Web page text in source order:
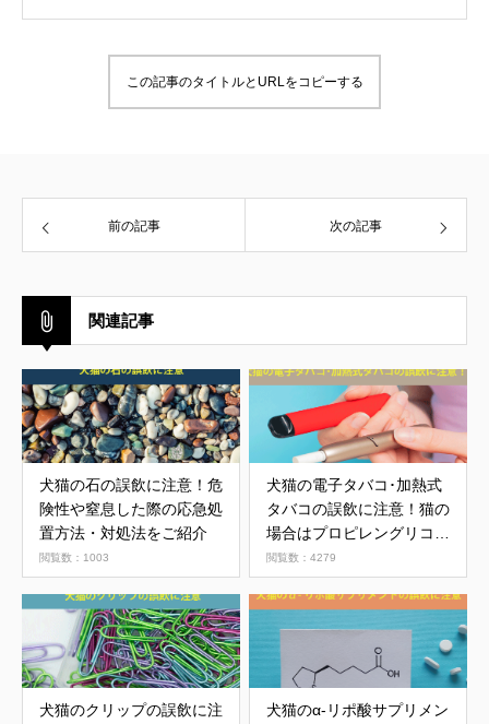
この記事のタイトルとURLをコピーする
前の記事 次の記事
関連記事
犬猫の石の誤飲に注意！危
険性や窒息した際の応急処
置方法・対処法をご紹介
閲覧数：1003
犬猫の電子タバコ･加熱式
タバコの誤飲に注意！猫の
場合はプロピレングリコー
ルのリスクも
閲覧数：4279
犬猫のクリップの誤飲に注
犬猫のα-リポ酸サプリメン